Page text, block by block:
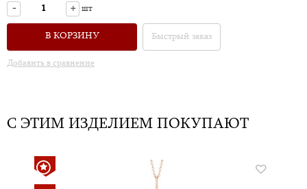
-
+ шт
В КОРЗИНУ Быстрый заказ
Добавить в сравнение
С ЭТИМ ИЗДЕЛИЕМ ПОКУПАЮТ